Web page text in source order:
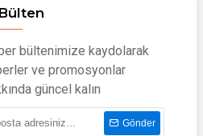
bültenimize kaydolarak
ve promosyonlar
güncel kalın
Gönder